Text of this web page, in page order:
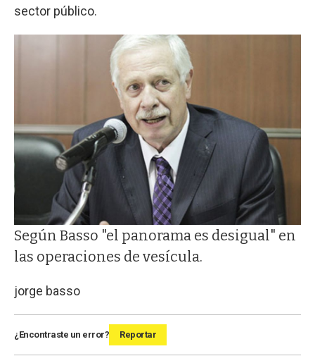
sector público.
Según Basso "el panorama es desigual" en
las operaciones de vesícula.
jorge basso
¿Encontraste un error? Reportar